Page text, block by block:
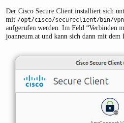
Der Cisco Secure Client installiert sich
mit /opt/cisco/secureclient/bin/
aufgerufen werden. Im Feld “Verbinden
joanneum.at und kann sich dann mit dem